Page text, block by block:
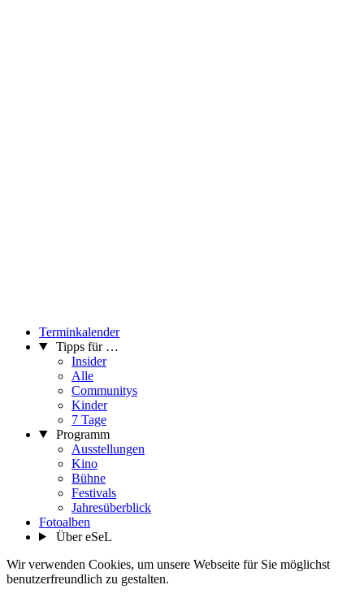
Terminkalender
Tipps für …
Insider
Alle
Communitys
Kinder
7 Tage
Programm
Ausstellungen
Kino
Bühne
Festivals
Jahresüberblick
Fotoalben
Über eSeL
Wir verwenden Cookies, um unsere Webseite für Sie möglichst
benutzerfreundlich zu gestalten.